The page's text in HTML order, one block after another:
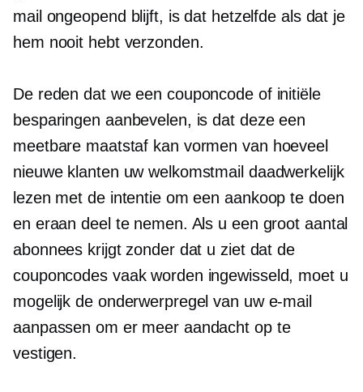
mail ongeopend blijft, is dat hetzelfde als dat je
hem nooit hebt verzonden.
De reden dat we een couponcode of initiële
besparingen aanbevelen, is dat deze een
meetbare maatstaf kan vormen van hoeveel
nieuwe klanten uw welkomstmail daadwerkelijk
lezen met de intentie om een ​​aankoop te doen
en eraan deel te nemen. Als u een groot aantal
abonnees krijgt zonder dat u ziet dat de
couponcodes vaak worden ingewisseld, moet u
mogelijk de onderwerpregel van uw e-mail
aanpassen om er meer aandacht op te
vestigen.